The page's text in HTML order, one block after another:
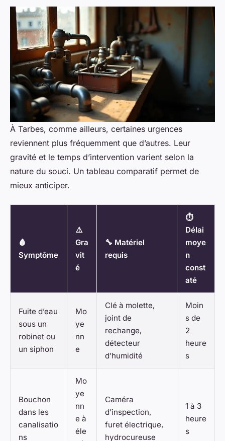
À Tarbes, comme ailleurs, certaines urgences
reviennent plus fréquemment que d’autres. Leur
gravité et le temps d’intervention varient selon la
nature du souci. Un tableau comparatif permet de
mieux anticiper.
🩸
Symptôme
⚠️
Gra
vit
é
🔧 Matériel
requis
⏱️
Délai
moye
n
const
até
Fuite d’eau
sous un
robinet ou
un siphon
Mo
ye
nn
e
Clé à molette,
joint de
rechange,
détecteur
d’humidité
Moin
s de
2
heure
s
Bouchon
dans les
canalisatio
ns
Mo
ye
nn
e à
éle
Caméra
d’inspection,
furet électrique,
hydrocureuse
1 à 3
heure
s